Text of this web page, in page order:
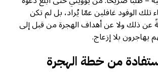
تلك الوفود غافلين عمّا يُراد، بل لم تكن
عن ذلك ولا عن أهداف الهجرة من قبل إلى
يهاجرون بلا إزعاج.
من خطة الهجرة